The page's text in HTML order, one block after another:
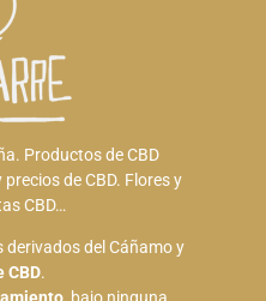
Productos de CBD
de CBD. Flores y
CBD…
derivados del Cáñamo y
CBD.